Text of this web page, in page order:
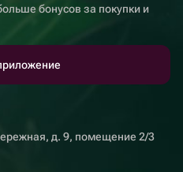
бонусов за покупки и
д. 9, помещение 2/3